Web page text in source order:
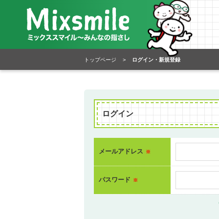
トップページ > ログイン・新規登録
ログイン
メールアドレス ※
パスワード ※